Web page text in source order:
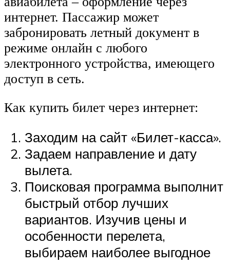
интернет. Пассажир может
забронировать летный документ в
режиме онлайн с любого
электронного устройства, имеющего
доступ в сеть.
Как купить билет через интернет:
Заходим на сайт «Билет-касса».
Задаем направление и дату
вылета.
Поисковая программа выполнит
быстрый отбор лучших
вариантов. Изучив цены и
особенности перелета,
выбираем наиболее выгодное